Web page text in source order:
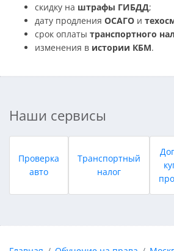
скидку на штрафы ГИБДД;
дату продления ОСАГО и
срок оплаты транспортного
изменения в истории КБМ.
Наши сервисы
Проверка
авто
Транспортный
налог